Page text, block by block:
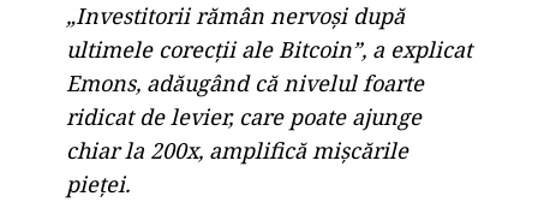
„Investitorii rămân nervoși după
ultimele corecții ale Bitcoin”, a explicat
Emons, adăugând că nivelul foarte
ridicat de levier, care poate ajunge
chiar la 200x, amplifică mișcările
pieței.